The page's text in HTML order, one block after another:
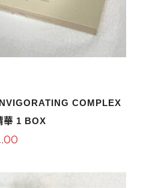
COMPLEX
華 1 BOX